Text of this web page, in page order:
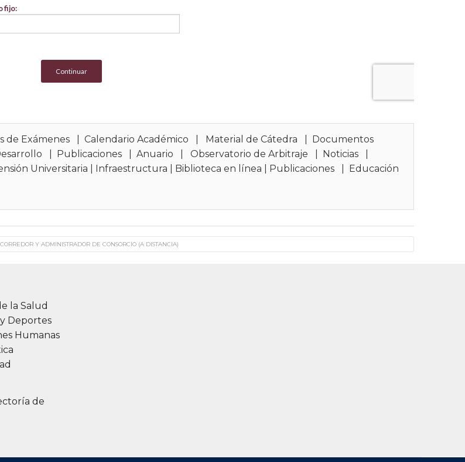
de Exámenes |Calendario Académico Material de Cátedra
Documentos
Publicaciones |Anuario |Observatorio de Arbitraje Noticias
Universitaria Infraestructura Biblioteca en línea Publicaciones
Educación
Y ADMINISTRADOR DE CONSORCIO (A DISTANCIA)
la Salud
Deportes
Humanas
de